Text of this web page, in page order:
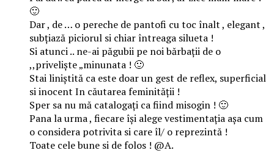
🙂
Dar , de … o pereche de pantofi cu toc înalt , elegant ,
subțiază piciorul si chiar întreaga silueta !
Si atunci .. ne-ai păgubii pe noi bărbații de o
,,priveliște „minunata ! 🙂
Stai liniștită ca este doar un gest de reflex, superficial
si inocent In căutarea feminității !
Sper sa nu mă catalogați ca fiind misogin ! 🙂
Pana la urma , fiecare își alege vestimentația așa cum
o considera potrivita si care îl/ o reprezintă !
Toate cele bune si de folos ! @A.